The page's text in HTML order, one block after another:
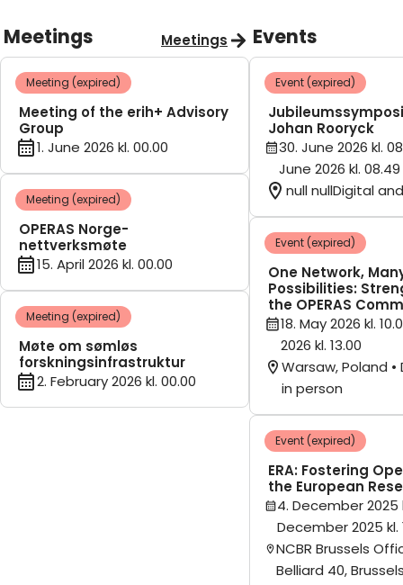
Meetings Meetings
Meeting (expired)
Meeting of the erih+ Advisory
Group
1. June 2026 kl. 00.00
Meeting (expired)
OPERAS Norge-
nettverksmøte
15. April 2026 kl. 00.00
Meeting (expired)
Møte om sømløs
forskningsinfrastruktur
2. February 2026 kl. 00.00
Events
Event (expired)
Johan Rooryck
30. June 2026 kl.
June 2026 kl. 08.49
null nullDigital
Event (expired)
One Network,
Possibilities:
the OPERAS
18. May 2026 kl.
2026 kl. 13.00
Warsaw, Poland
in person
Event (expired)
ERA: Fostering
the European
4. December 2025
December 2025 kl.
NCBR Brussels
Belliard 40,